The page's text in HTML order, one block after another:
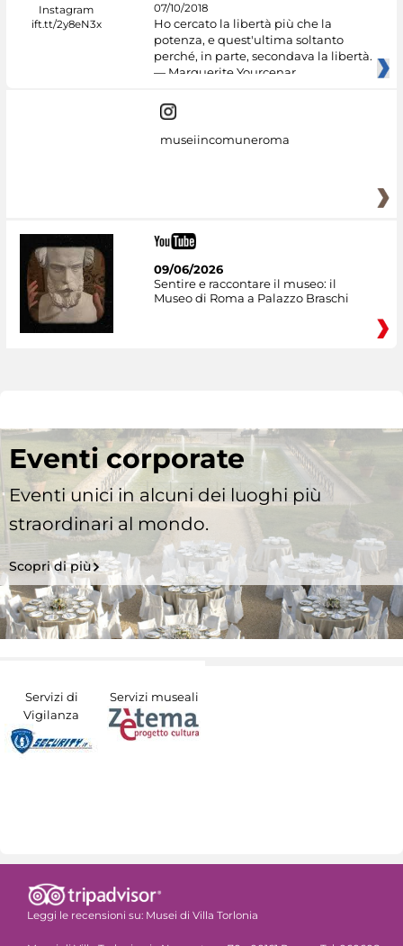
07/10/2018
Ho cercato la libertà più che la
potenza, e quest'ultima soltanto
perché, in parte, secondava la libertà.
— Marguerite Yourcenar
museiincomuneroma
09/06/2026
Sentire e raccontare il museo: il
Museo di Roma a Palazzo Braschi
Eventi corporate
Eventi unici in alcuni dei luoghi più
straordinari al mondo.
Scopri di più
Servizi di
Vigilanza
Servizi museali
Leggi le recensioni su: Musei di Villa Torlonia